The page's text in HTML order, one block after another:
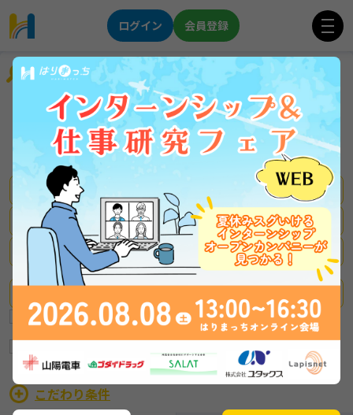
ログイン 会員登録
企業を探す
前年度賞与実積：5.2か月
割と満足。
創業60年の安定企業
ブルーカラー
まだまだ採用継続！三菱電機G
★事務職積極採用中★
新着企業 はりまっちのみ掲載企業
積極採用中の企業
リレキャリ対応企業
こだわり条件